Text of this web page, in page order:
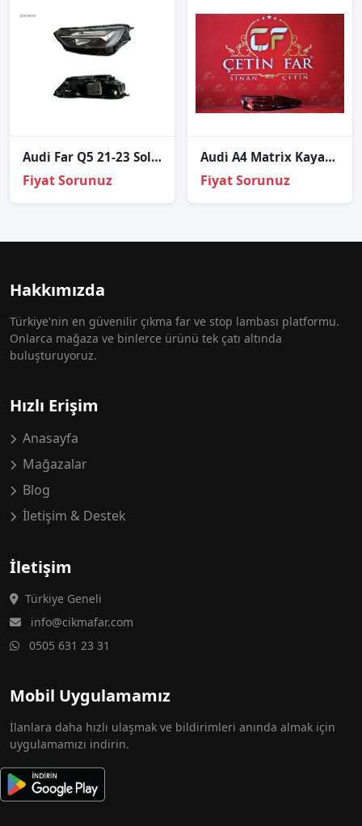
Audi Far Q5 21-23 Sol (Beyinler Üstünde)
Fiyat Sorunuz
Audi̇ A4 Matri̇x Kayar Led Sol İç Diş Stop Sıfır Hella 8w5945091g 8w5945093g
Fiyat Sorunuz
Hakkımızda
Türkiye'nin en güvenilir çıkma far ve stop lambası platformu.
Onlarca mağaza ve binlerce ürünü tek çatı altında
buluşturuyoruz.
Hızlı Erişim
Anasayfa
Mağazalar
Blog
İletişim & Destek
İletişim
Türkiye Geneli
info@cikmafar.com
0505 631 23 31
Mobil Uygulamamız
İlanlara daha hızlı ulaşmak ve bildirimleri anında almak için
uygulamamızı indirin.